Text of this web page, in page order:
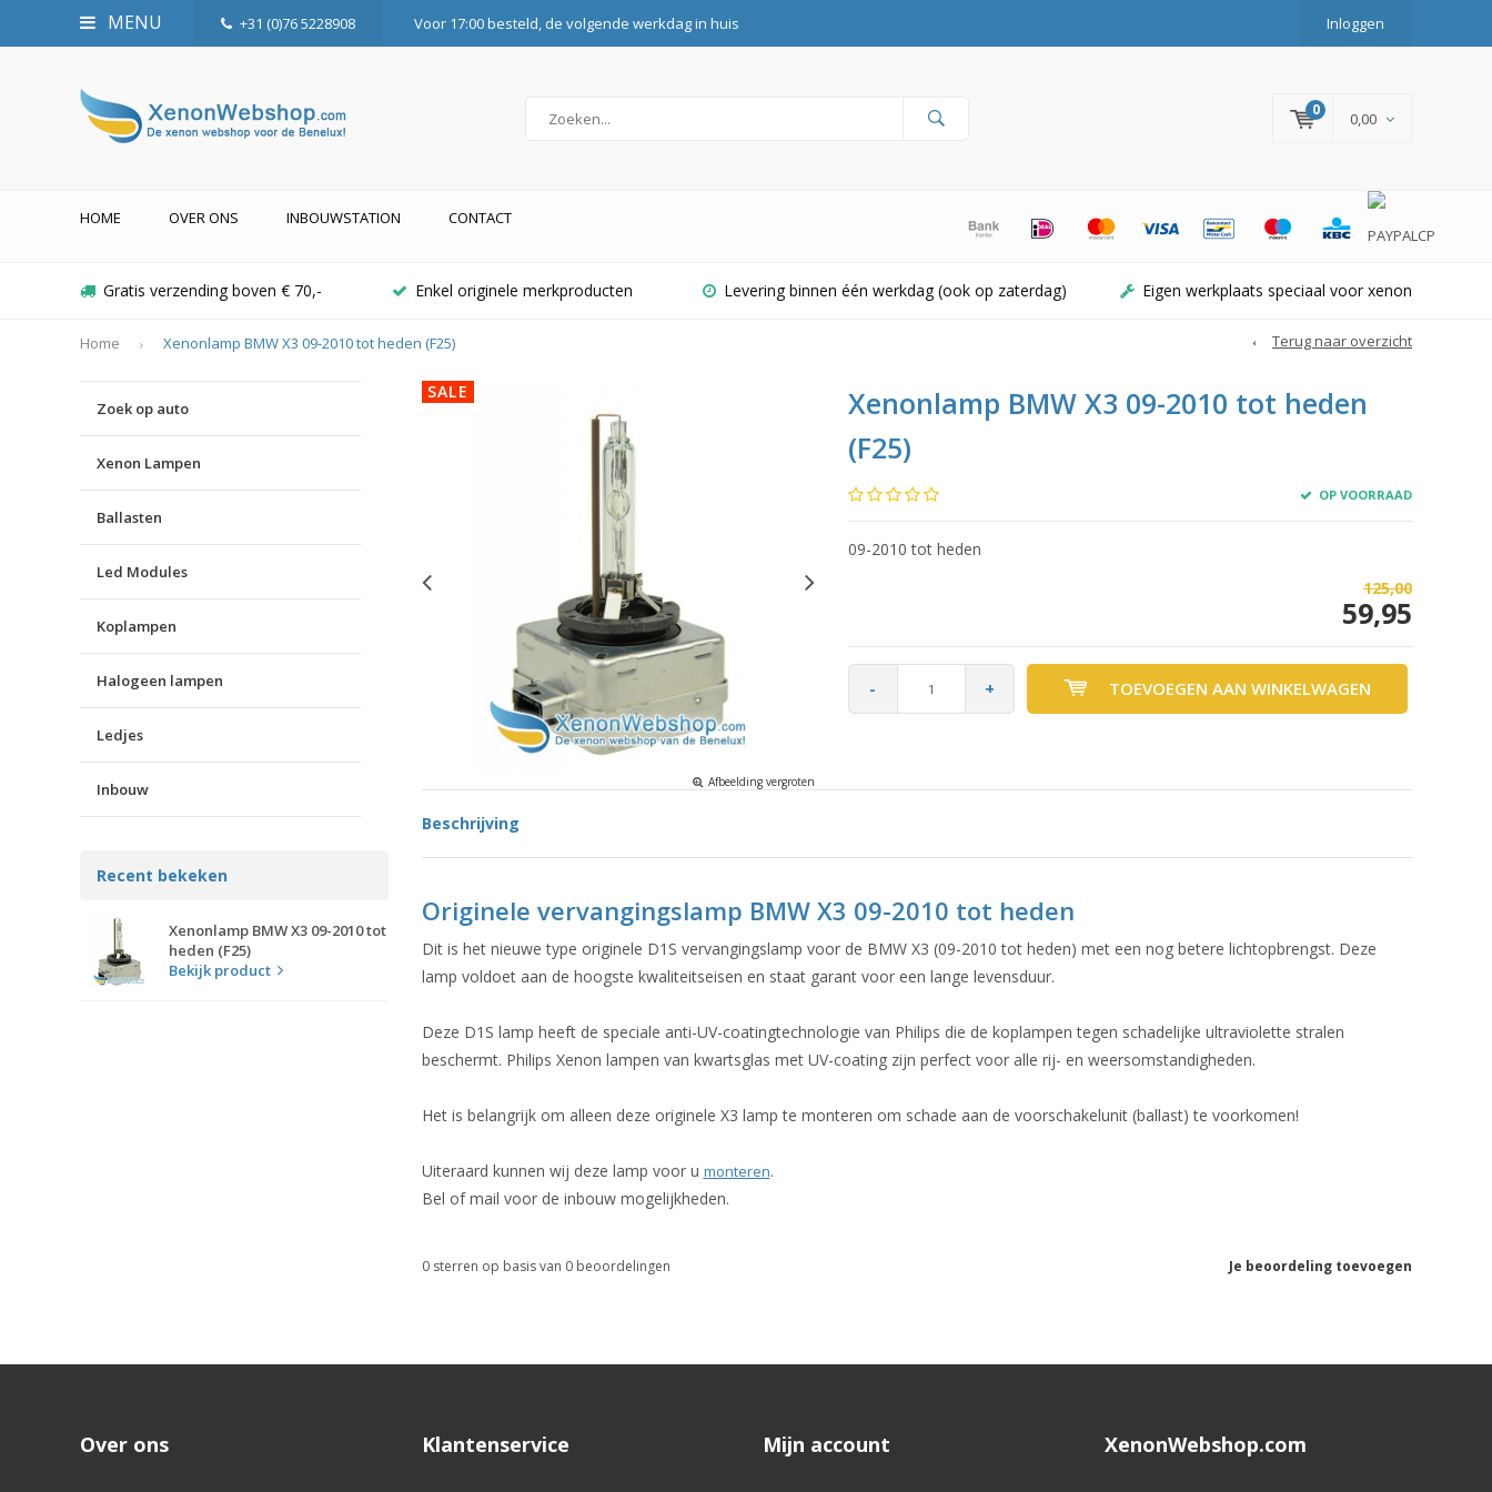
MENU +31 (0)76 5228908 Voor 17:00 besteld, de volgende werkdag in huis Inloggen
0 0,00
HOME OVER ONS INBOUWSTATION CONTACT
Gratis verzending boven € 70,- Enkel originele merkproducten Levering binnen één werkdag (ook op zaterdag) Eigen werkplaats speciaal voor xenon
Home Xenonlamp BMW X3 09-2010 tot heden (F25) Terug naar overzicht
Zoek op auto
Xenon Lampen
Ballasten
Led Modules
Koplampen
Halogeen lampen
Ledjes
Inbouw
Recent bekeken
Xenonlamp BMW X3 09-2010 tot
heden (F25)
Bekijk product
SALE
Afbeelding vergroten
Xenonlamp BMW X3 09-2010 tot heden
(F25)
OP VOORRAAD
09-2010 tot heden
125,00
59,95
- + TOEVOEGEN AAN WINKELWAGEN
Beschrijving
Originele vervangingslamp BMW X3 09-2010 tot heden
Dit is het nieuwe type originele D1S vervangingslamp voor de BMW X3 (09-2010 tot heden) met een nog betere lichtopbrengst. Deze
lamp voldoet aan de hoogste kwaliteitseisen en staat garant voor een lange levensduur.
Deze D1S lamp heeft de speciale anti-UV-coatingtechnologie van Philips die de koplampen tegen schadelijke ultraviolette stralen
beschermt. Philips Xenon lampen van kwartsglas met UV-coating zijn perfect voor alle rij- en weersomstandigheden.
Het is belangrijk om alleen deze originele X3 lamp te monteren om schade aan de voorschakelunit (ballast) te voorkomen!
Uiteraard kunnen wij deze lamp voor u monteren.
Bel of mail voor de inbouw mogelijkheden.
Je beoordeling toevoegen
0sterren op basis van 0beoordelingen
Over ons Klantenservice Mijn account XenonWebshop.com